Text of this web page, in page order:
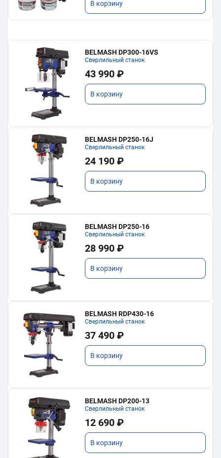
В корзину
BELMASH DP300-16VS
Сверлильный станок
43 990 ₽
В корзину
BELMASH DP250-16J
Сверлильный станок
24 190 ₽
В корзину
BELMASH DP250-16
Сверлильный станок
28 990 ₽
В корзину
BELMASH RDP430-16
Сверлильный станок
37 490 ₽
В корзину
BELMASH DP200-13
Сверлильный станок
12 690 ₽
В корзину